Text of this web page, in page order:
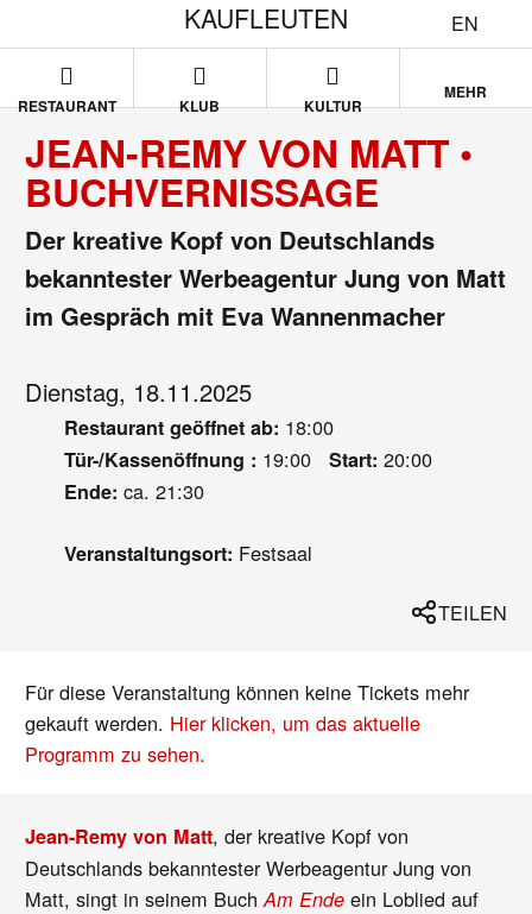
EN
KAUFLEUTEN
RESTAURANT KLUB KULTUR
MEHR
JEAN-REMY VON MATT •
BUCHVERNISSAGE
Der kreative Kopf von Deutschlands
bekanntester Werbeagentur Jung von Matt
im Gespräch mit Eva Wannenmacher
Dienstag, 18.11.2025
Restaurant geöffnet ab: 18:00
Tür-/Kassenöffnung : 19:00 Start: 20:00
Ende: ca. 21:30
Veranstaltungsort: Festsaal
TEILEN
Für diese Veranstaltung können keine Tickets mehr
gekauft werden. Hier klicken, um das aktuelle
Programm zu sehen.
Jean-Remy von Matt, der kreative Kopf von
Deutschlands bekanntester Werbeagentur Jung von
Matt, singt in seinem BuchAm Ende ein Loblied auf